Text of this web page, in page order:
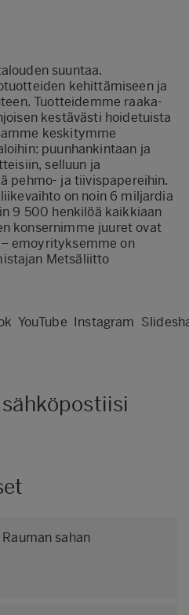
suuntaa.
kehittämiseen ja
Tuotteidemme raaka-
kestävästi hoidetuista
keskitymme
puunhankintaan ja
selluun ja
pehmo- ja tiivispapereihin.
on noin 6 miljardia
9 500 henkilöä kaikkiaan
konsernimme juuret ovat
emoyrityksemme on
Metsäliitto
YouTube Instagram
sahan